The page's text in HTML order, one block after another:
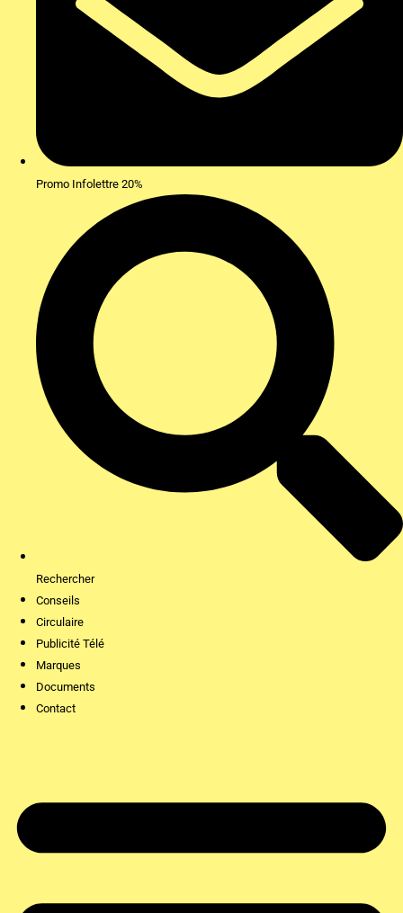
Promo Infolettre 20%
Rechercher
Conseils
Circulaire
Publicité Télé
Marques
Documents
Contact